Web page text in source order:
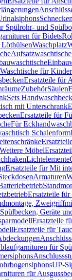
Spülrohr- und
für Bidets
Waschplatz
Aufsatzwaschtische
Waschtische für Kinder
Ersatzteile für
ZubehörSäulen
Sets
mit Unterschrank
Ersatzteile für
Für
Schalenform
Weitere Möbel
Lichtelemente
Ersatzteile für Mit
Armaturen
Ersatzteile
Geräte
Ersatzteile
Ersatzteile für
für
UP-
für